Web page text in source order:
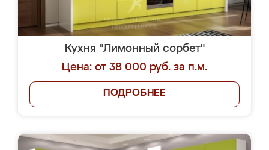
Кухня "Лимонный сорбет"
Цена: от 38 000 руб. за п.м.
ПОДРОБНЕЕ